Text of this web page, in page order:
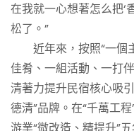
在我就一心想著怎么把‘
松了。”
近年來，按照“一個
佳肴、一組活動、一打
清著力提升民宿核心吸
德清”品牌。在“千萬工